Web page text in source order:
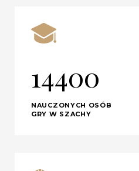
14400
NAUCZONYCH OSÓB
GRY W SZACHY